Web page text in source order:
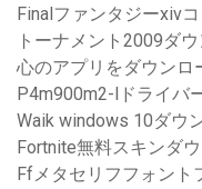
Finalファンタジーxiv
トーナメント2009ダ
心のアプリをダウンロ
P4m900m2-lドライバ
Waik windows 10ダウ
Fortnite無料スキンダ
Ffメタセリフフォン